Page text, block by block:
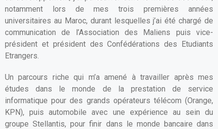
notamment lors de mes trois premières années
universitaires au Maroc, durant lesquelles j’ai été chargé de
communication de l’Association des Maliens puis vice-
président et président des Confédérations des Etudiants
Etrangers.
Un parcours riche qui m’a amené à travailler après mes
études dans le monde de la prestation de service
informatique pour des grands opérateurs télécom (Orange,
KPN), puis automobile avec une expérience au sein du
groupe Stellantis, pour finir dans le monde bancaire dans